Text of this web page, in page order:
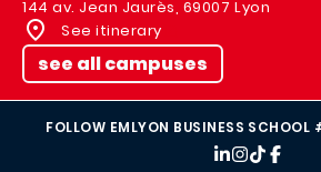
144 av. Jean Jaurès, 69007 Lyon
See itinerary
see all campuses
FOLLOW EMLYON BUSINESS SCHOOL